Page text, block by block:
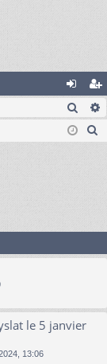
on
ne
’e
nr
c
h
le 5 janvier
13:06